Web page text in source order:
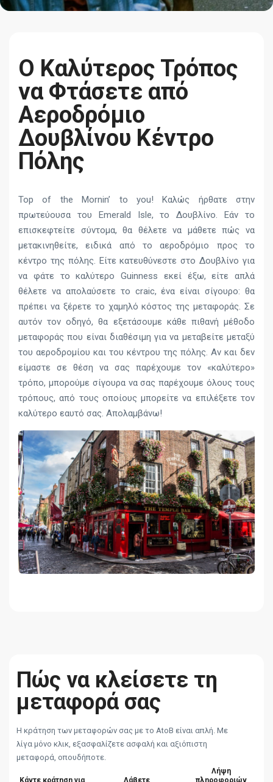
Ο Καλύτερος Τρόπος
να Φτάσετε από
Αεροδρόμιο
Δουβλίνου Κέντρο
Πόλης
Top of the Mornin’ to you! Καλώς ήρθατε στην
πρωτεύουσα του Emerald Isle, το Δουβλίνο. Εάν το
επισκεφτείτε σύντομα, θα θέλετε να μάθετε πώς να
μετακινηθείτε, ειδικά από το αεροδρόμιο προς το
κέντρο της πόλης. Είτε κατευθύνεστε στο Δουβλίνο για
να φάτε το καλύτερο Guinness εκεί έξω, είτε απλά
θέλετε να απολαύσετε το craic, ένα είναι σίγουρο: θα
πρέπει να ξέρετε το χαμηλό κόστος της μεταφοράς. Σε
αυτόν τον οδηγό, θα εξετάσουμε κάθε πιθανή μέθοδο
μεταφοράς που είναι διαθέσιμη για να μεταβείτε μεταξύ
του αεροδρομίου και του κέντρου της πόλης. Αν και δεν
είμαστε σε θέση να σας παρέχουμε τον «καλύτερο»
τρόπο, μπορούμε σίγουρα να σας παρέχουμε όλους τους
τρόπους, από τους οποίους μπορείτε να επιλέξετε τον
καλύτερο εαυτό σας. Απολαμβάνω!
Πώς να κλείσετε τη
μεταφορά σας
Η κράτηση των μεταφορών σας με το AtoB είναι απλή. Με
λίγα μόνο κλικ, εξασφαλίζετε ασφαλή και αξιόπιστη
μεταφορά, οπουδήποτε.
Κάντε κράτηση για
Λάβετε
Λήψη
πληροφοριών